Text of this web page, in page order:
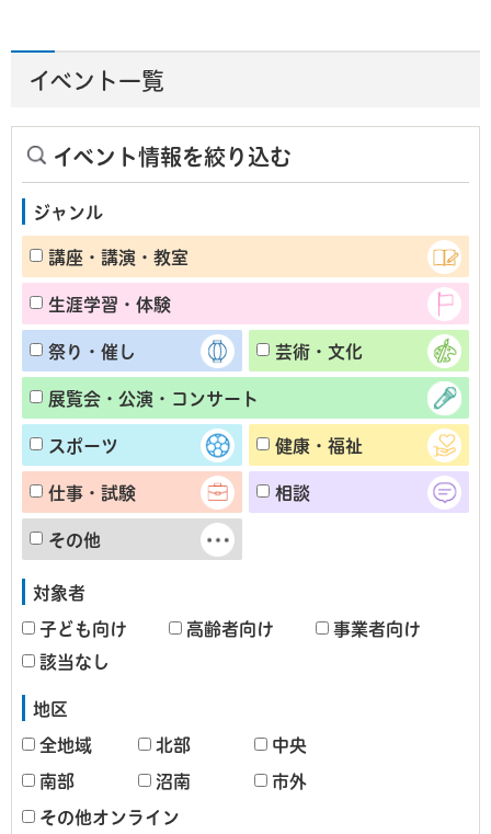
イベント一覧
イベント情報を絞り込む
ジャンル
講座・講演・教室
生涯学習・体験
祭り・催し 芸術・文化
展覧会・公演・コンサート
スポーツ 健康・福祉
仕事・試験 相談
その他
対象者
子ども向け 高齢者向け
事業者向け
該当なし
地区
全地域 北部 中央
南部 沼南 市外
その他オンライン